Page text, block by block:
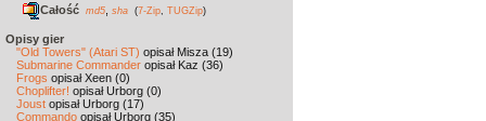
Całość md5 sha (7-Zip TUGZip)
Opisy gier
"Old Towers" (Atari ST) opisał Misza (19)
Submarine Commander opisał Kaz (36)
Frogs opisał Xeen (0)
Choplifter! opisał Urborg (0)
Joust opisał Urborg (17)
Commando opisał Urborg (35)